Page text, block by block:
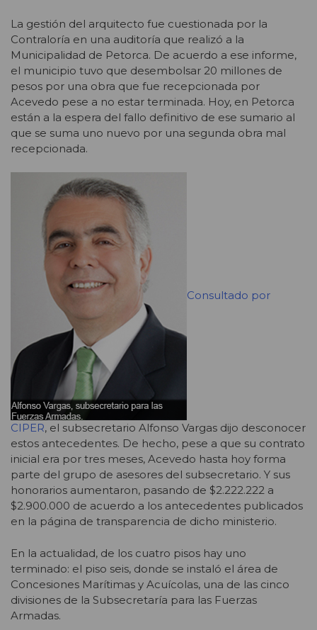
La gestión del arquitecto fue cuestionada por la
Contraloría en una auditoría que realizó a la
Municipalidad de Petorca. De acuerdo a ese informe,
el municipio tuvo que desembolsar 20 millones de
pesos por una obra que fue recepcionada por
Acevedo pese a no estar terminada. Hoy, en Petorca
están a la espera del fallo definitivo de ese sumario al
que se suma uno nuevo por una segunda obra mal
recepcionada.
Consultado por
CIPER, el subsecretario Alfonso Vargas dijo desconocer
estos antecedentes. De hecho, pese a que su contrato
inicial era por tres meses, Acevedo hasta hoy forma
parte del grupo de asesores del subsecretario. Y sus
honorarios aumentaron, pasando de $2.222.222 a
$2.900.000 de acuerdo a los antecedentes publicados
en la página de transparencia de dicho ministerio.
En la actualidad, de los cuatro pisos hay uno
terminado: el piso seis, donde se instaló el área de
Concesiones Marítimas y Acuícolas, una de las cinco
divisiones de la Subsecretaría para las Fuerzas
Armadas.